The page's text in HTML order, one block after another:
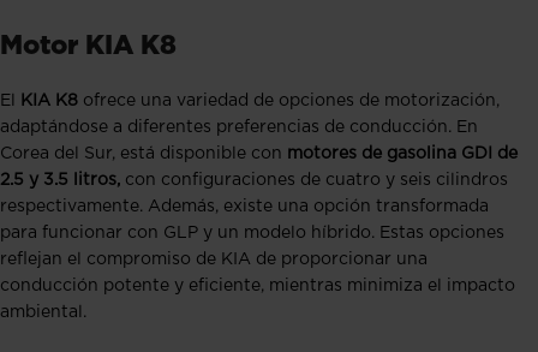
Motor KIA K8
El KIA K8 ofrece una variedad de opciones de motorización,
adaptándose a diferentes preferencias de conducción. En
Corea del Sur, está disponible con motores de gasolina GDI de
2.5 y 3.5 litros, con configuraciones de cuatro y seis cilindros
respectivamente. Además, existe una opción transformada
para funcionar con GLP y un modelo híbrido. Estas opciones
reflejan el compromiso de KIA de proporcionar una
conducción potente y eficiente, mientras minimiza el impacto
ambiental.